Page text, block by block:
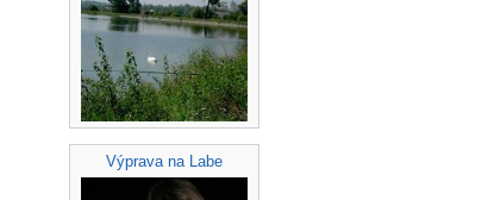
Výprava na Labe